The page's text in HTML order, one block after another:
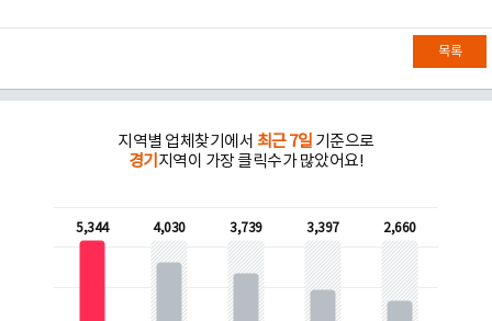
목록
지역별 업체찾기에서 최근 7일 기준으로
경기 지역이 가장 클릭수가 많았어요!
5,344 4,030 3,739 3,397 2,660